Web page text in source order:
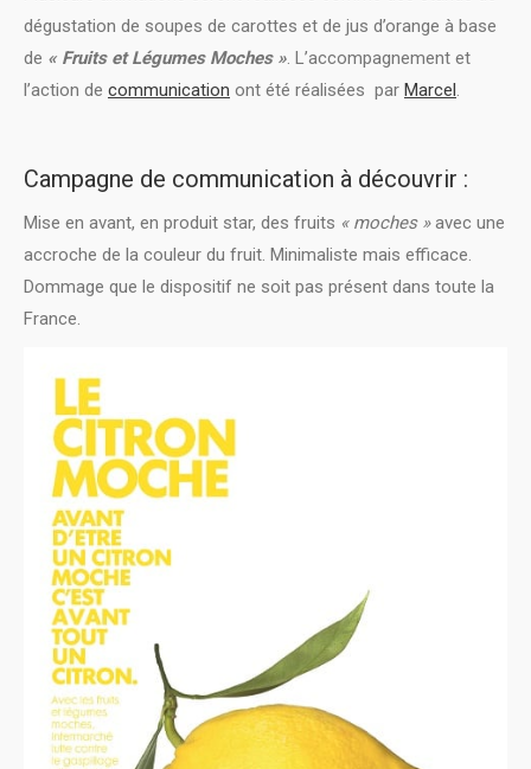
dégustation de soupes de carottes et de jus d’orange à base
de « Fruits et Légumes Moches ». L’accompagnement et
l’action de communication ont été réalisées par Marcel.
Campagne de communication à découvrir :
Mise en avant, en produit star, des fruits « moches »avec une
accroche de la couleur du fruit. Minimaliste mais efficace.
Dommage que le dispositif ne soit pas présent dans toute la
France.